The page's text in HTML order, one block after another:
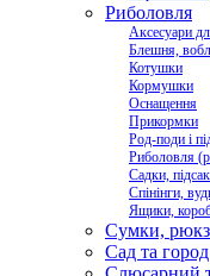
Риболовля
Аксесуари
Блешня,
Котушки
Кормушки
Оснащення
Прикормки
Род-поди і
Риболовля
Садки,
Спінінги,
Ящики,
Сумки,
Сад та город